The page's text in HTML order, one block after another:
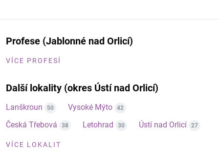
Profese (Jablonné nad Orlicí)
VÍCE PROFESÍ
Další lokality (okres Ústí nad Orlicí)
Lanškroun 50 Vysoké Mýto 42
Česká Třebová 38 Letohrad 30 Ústí nad Orlicí 27
VÍCE LOKALIT